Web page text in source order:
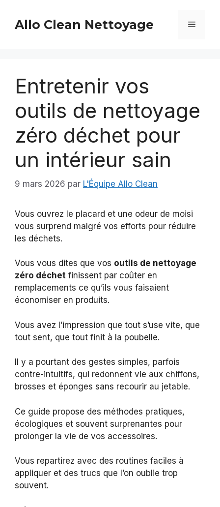
contenuAllo Clean Nettoyage Menu
Entretenir vos
outils de nettoyage
zéro déchet pour
un intérieur sain
9 mars 2026 par L'Équipe Allo Clean
Vous ouvrez le placard et une odeur de moisi
vous surprend malgré vos efforts pour réduire
les déchets.
Vous vous dites que vos outils de nettoyage
zéro déchet finissent par coûter en
remplacements ce qu’ils vous faisaient
économiser en produits.
Vous avez l’impression que tout s’use vite, que
tout sent, que tout finit à la poubelle.
Il y a pourtant des gestes simples, parfois
contre-intuitifs, qui redonnent vie aux chiffons,
brosses et éponges sans recourir au jetable.
Ce guide propose des méthodes pratiques,
écologiques et souvent surprenantes pour
prolonger la vie de vos accessoires.
Vous repartirez avec des routines faciles à
appliquer et des trucs que l’on oublie trop
souvent.